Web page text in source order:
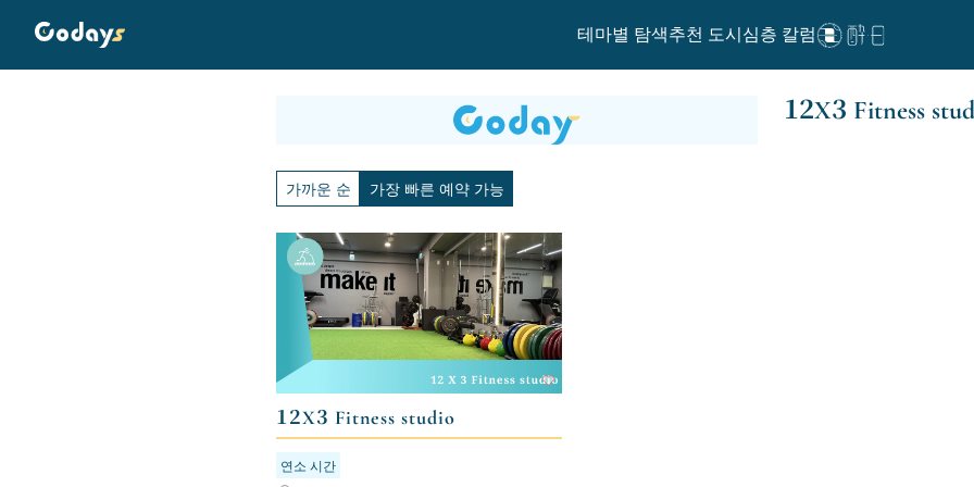
테마별 탐색추천 도시심층 칼럼
12X3 Fitness
가까운 순 가장 빠른 예약 가능
12X3 Fitness studio
연소 시간